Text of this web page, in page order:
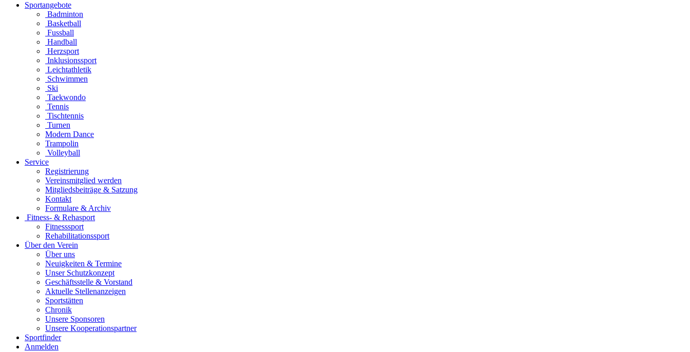
Sportangebote
Badminton
Basketball
Fussball
Handball
Herzsport
Inklusionssport
Leichtathletik
Schwimmen
Ski
Taekwondo
Tennis
Tischtennis
Turnen
Modern Dance
Trampolin
Volleyball
Service
Registrierung
Vereinsmitglied werden
Mitgliedsbeiträge & Satzung
Kontakt
Formulare & Archiv
Fitness- & Rehasport
Fitnesssport
Rehabilitationssport
Über den Verein
Über uns
Neuigkeiten & Termine
Unser Schutzkonzept
Geschäftsstelle & Vorstand
Aktuelle Stellenanzeigen
Sportstätten
Chronik
Unsere Sponsoren
Unsere Kooperationspartner
Sportfinder
Anmelden